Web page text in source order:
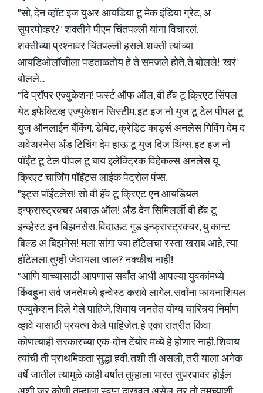
"सो, देन व्हॉट इज युअर आयडिया टू मेक इंडिया ग्रेट, अ
सुपरपोव्हर?" शक्तीने पीएम चिंतपल्ली यांना विचारलं.
शक्तीच्या प्रश्नावर चिंतपल्ली हसले. शक्ती त्यांच्या
आयडिओलॉजीला पडताळतोय हे ते समजले होते. ते बोलले! 'खरं'
बोलले...
"दि प्रॉपर एज्युकेशन! फर्स्ट ऑफ ऑल, वी हॅव टू क्रिएट सिंपल
येट इफेक्टिव्ह एज्युकेशन सिस्टीम. इट इज नो युज टू टेल पीपल टू
युज ऑनलाईन बँकिंग, डेबिट, क्रेडिट कार्ड्स अनलेस गिविंग देम द
अवेअरनेस अँड टिचिंग देम हाऊ टू युज दिज थिंग्स. इट इज नो
पॉईंट टू टेल पीपल टू बाय इलेक्ट्रिक विहेकल्स अनलेस यू
क्रिएट चार्जिंग पॉईंट्स लाईक पेट्रोल पंप्स.
"इट्स पॉईंटलेस! सो वी हॅव टू क्रिएट एन आयडियल
इन्फ्रास्ट्रक्चर अबाऊ ऑल! अँड देन सिमिलर्ली वी हॅव टू
इन्व्हेस्ट इन बिझनसेस. विदाऊट गुड इन्फ्रास्ट्रक्चर, यु कान्ट
बिल्ड अ बिझनेस! मला सांगा ज्या हॉटेलचा रस्ता खराब आहे, त्या
हॉटेलला तुम्ही जेवायला जाल? नक्कीच नाही!
"आणि याच्यासाठी आपणास सर्वांत आधी आपल्या युवकांमध्ये
किंबहुना सर्व जनतेमध्ये इन्वेस्ट करावे लागेल. सर्वांना फायनाशियल
एज्युकेशन दिले गेले पाहिजे. शिवाय जनतेत योग्य चारित्र्य निर्माण
व्हावे यासाठी प्रयत्न केले पाहिजेत. हे एका रात्रीत किंवा
कोणत्याही सरकारच्या एक-दोन टेंयोर मध्ये हे होणार नाही. शिवाय
त्यांची ती प्राथमिकता सुद्धा हवी. तशी ती असली, तरी याला अनेक
वर्षे जातील त्यामुळे काही वर्षांत तुम्हाला भारत सुपरपावर होईल